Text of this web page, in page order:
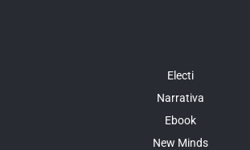
Electi
Narrativa
Ebook
New Minds